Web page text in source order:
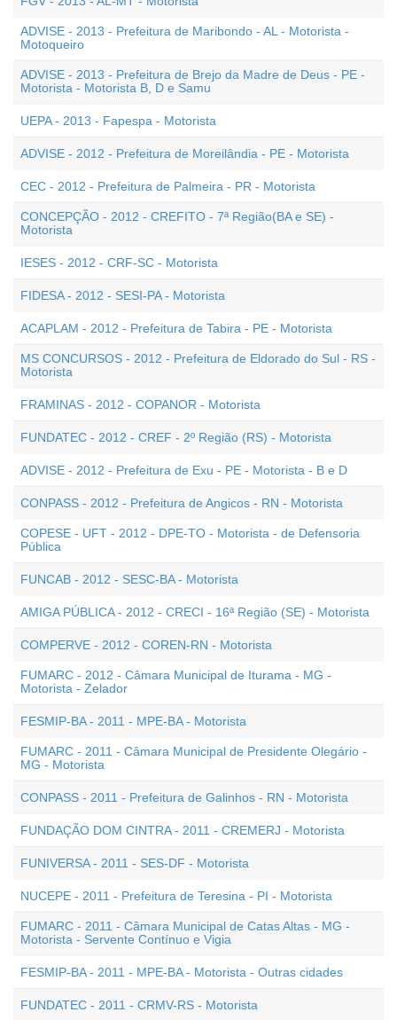
ADVISE - 2013 - Prefeitura de Maribondo - AL - Motorista -
Motoqueiro
ADVISE - 2013 - Prefeitura de Brejo da Madre de Deus - PE -
Motorista - Motorista B, D e Samu
UEPA - 2013 - Fapespa - Motorista
ADVISE - 2012 - Prefeitura de Moreilândia - PE - Motorista
CEC - 2012 - Prefeitura de Palmeira - PR - Motorista
CONCEPÇÃO - 2012 - CREFITO - 7ª Região(BA e SE) -
Motorista
IESES - 2012 - CRF-SC - Motorista
FIDESA - 2012 - SESI-PA - Motorista
ACAPLAM - 2012 - Prefeitura de Tabira - PE - Motorista
MS CONCURSOS - 2012 - Prefeitura de Eldorado do Sul - RS -
Motorista
FRAMINAS - 2012 - COPANOR - Motorista
FUNDATEC - 2012 - CREF - 2º Região (RS) - Motorista
ADVISE - 2012 - Prefeitura de Exu - PE - Motorista - B e D
CONPASS - 2012 - Prefeitura de Angicos - RN - Motorista
COPESE - UFT - 2012 - DPE-TO - Motorista - de Defensoria
Pública
FUNCAB - 2012 - SESC-BA - Motorista
AMIGA PÚBLICA - 2012 - CRECI - 16ª Região (SE) - Motorista
COMPERVE - 2012 - COREN-RN - Motorista
FUMARC - 2012 - Câmara Municipal de Iturama - MG -
Motorista - Zelador
FESMIP-BA - 2011 - MPE-BA - Motorista
FUMARC - 2011 - Câmara Municipal de Presidente Olegário -
MG - Motorista
CONPASS - 2011 - Prefeitura de Galinhos - RN - Motorista
FUNDAÇÃO DOM CINTRA - 2011 - CREMERJ - Motorista
FUNIVERSA - 2011 - SES-DF - Motorista
NUCEPE - 2011 - Prefeitura de Teresina - PI - Motorista
FUMARC - 2011 - Câmara Municipal de Catas Altas - MG -
Motorista - Servente Contínuo e Vigia
FESMIP-BA - 2011 - MPE-BA - Motorista - Outras cidades
FUNDATEC - 2011 - CRMV-RS - Motorista